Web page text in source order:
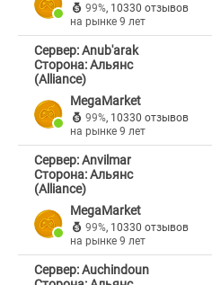
99%, 10330 отзывов
на рынке 9 лет
Сервер: Anub'arak
Сторона: Альянс
(Alliance)
MegaMarket
99%, 10330 отзывов
на рынке 9 лет
Сервер: Anvilmar
Сторона: Альянс
(Alliance)
MegaMarket
99%, 10330 отзывов
на рынке 9 лет
Сервер: Auchindoun